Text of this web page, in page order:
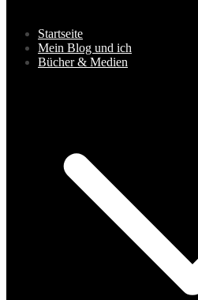
Startseite
Mein Blog und ich
Bücher & Medien